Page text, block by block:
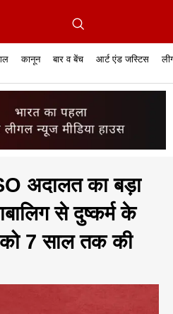
सुप्रीम कोर्ट हाईकोर्ट
एंड लॉ केस स्टेटस
कानून
व्यापार में कानून फिल्में और कानून
बार व बेंच
बार एसोसिएशन बार
आर्ट एंड जस्टिस
जस्टिस एंड जस्टिस
अदालत का बड़ा
से दुष्कर्म के
7 साल तक की